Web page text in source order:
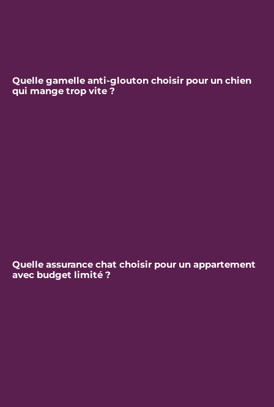
Quelle gamelle anti-glouton choisir pour un chien
qui mange trop vite ?
Quelle assurance chat choisir pour un appartement
avec budget limité ?